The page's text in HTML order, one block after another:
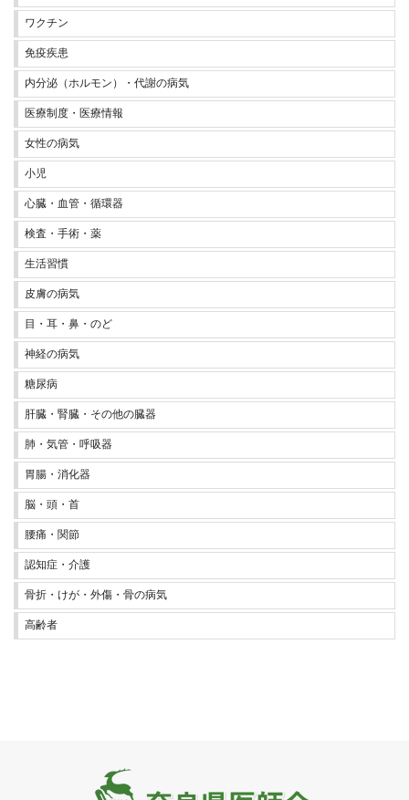
ワクチン
免疫疾患
内分泌（ホルモン）・代謝の病気
医療制度・医療情報
女性の病気
小児
心臓・血管・循環器
検査・手術・薬
生活習慣
皮膚の病気
目・耳・鼻・のど
神経の病気
糖尿病
肝臓・腎臓・その他の臓器
肺・気管・呼吸器
胃腸・消化器
脳・頭・首
腰痛・関節
認知症・介護
骨折・けが・外傷・骨の病気
高齢者